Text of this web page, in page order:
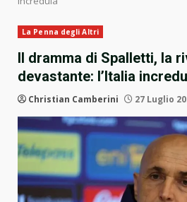
La Penna degli Altri
Il dramma di Spalletti, la
devastante: l’Italia
Christian Camberini 27 Luglio